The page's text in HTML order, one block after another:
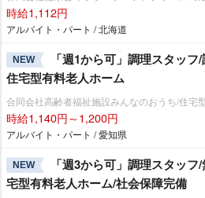
時給1,112円
アルバイト・パート / 北海道
NEW
「週1から可」調理スタッ
住宅型有料老人ホーム
合同会社高齢者福祉施設みんなのおうち/住宅
時給1,140円～1,200円
アルバイト・パート / 愛知県
NEW
「週3から可」調理スタッ
宅型有料老人ホーム/社会保障完備